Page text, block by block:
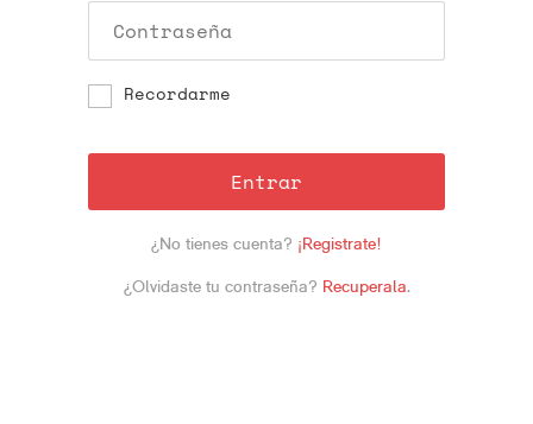
Recordarme
Entrar
¿No tienes cuenta? ¡Registrate!
¿Olvidaste tu contraseña? Recuperala.